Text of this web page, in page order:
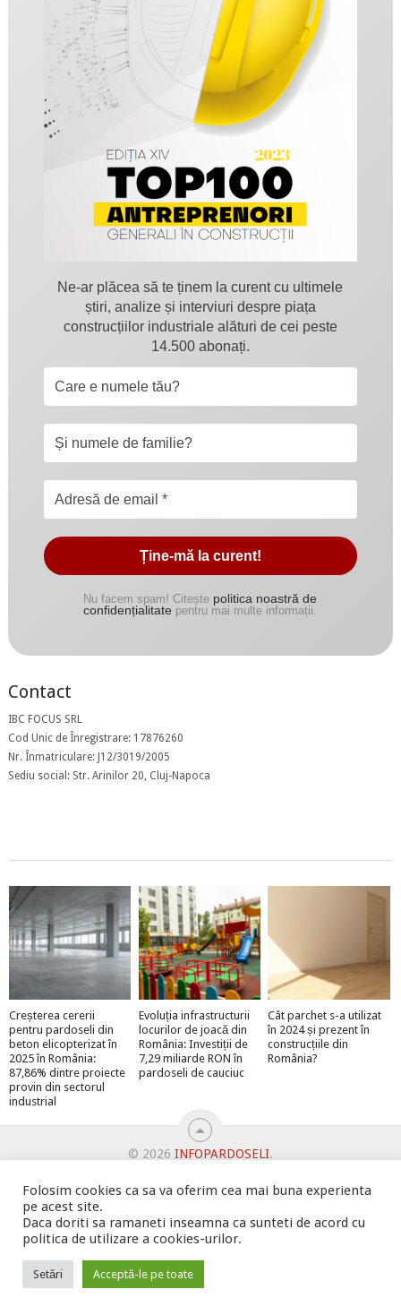
Ne-ar plăcea să te ținem la curent cu ultimele
știri, analize și interviuri despre piața
construcțiilor industriale alături de cei peste
14.500 abonați.
Nu facem spam! Citește politica noastră de
confidențialitate pentru mai multe informații.
Contact
IBC FOCUS SRL
Cod Unic de Înregistrare: 17876260
Nr. Înmatriculare: J12/3019/2005
Sediu social: Str. Arinilor 20, Cluj-Napoca
Creșterea cererii
pentru pardoseli din
beton elicopterizat în
2025 în România:
87,86% dintre proiecte
provin din sectorul
industrial
Evoluția infrastructurii
locurilor de joacă din
România: Investiții de
7,29 miliarde RON în
pardoseli de cauciuc
Cât parchet s-a utilizat
în 2024 și prezent în
construcțiile din
România?
© 2026 INFOPARDOSELI.
BINE AȚI VENIT!
DUBLEAZĂ-ȚI VÂNZĂRILE
OFERTE PENTRU ȘANTIERUL TĂU
POLITICA DE UTILIZARE COOKIE-URI
TERMENI SI CONDITII
Folosim cookies ca sa va oferim cea mai buna experienta
pe acest site.
Daca doriti sa ramaneti inseamna ca sunteti de acord cu
politica de utilizare a cookies-urilor.
Setări Acceptă-le pe toate